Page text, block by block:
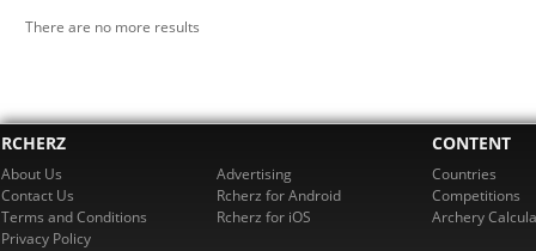
There are no more results
RCHERZ
About Us
Contact Us
Terms and Conditions
Privacy Policy
Advertising
Rcherz for Android
Rcherz for iOS
CONTENT
Countries
Competitions
Archery